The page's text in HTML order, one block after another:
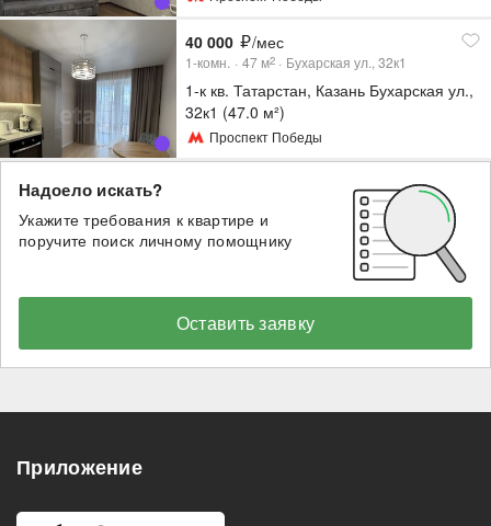
40 000 /мес
1-комн. 47 м2 Бухарская ул., 32к1
1-к кв. Татарстан, Казань Бухарская ул.,
32к1 (47.0 м²)
Проспект Победы
Надоело искать?
Укажите требования к квартире и
поручите поиск личному помощнику
Оставить заявку
Приложение